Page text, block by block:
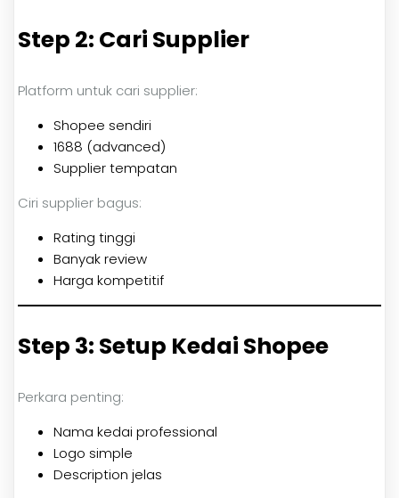
Step 2: Cari Supplier
Platform untuk cari supplier:
Shopee sendiri
1688 (advanced)
Supplier tempatan
Ciri supplier bagus:
Rating tinggi
Banyak review
Harga kompetitif
Step 3: Setup Kedai Shopee
Perkara penting:
Nama kedai professional
Logo simple
Description jelas